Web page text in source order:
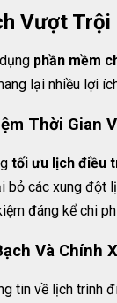
Vượt Trội
phần mềm
lại nhiều lợi
Thời Gian
tối ưu lịch điều
bỏ các xung đột
đáng kể chi
Và Chính
tin về lịch trình